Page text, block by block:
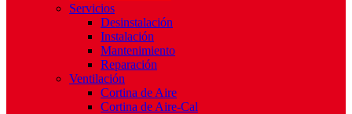
Servicios
Desinstalación
Instalación
Mantenimiento
Reparación
Ventilación
Cortina de Aire
Cortina de Aire-Cal